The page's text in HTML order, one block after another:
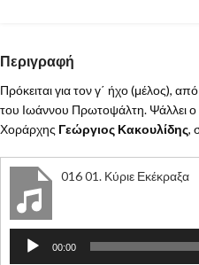
Περιγραφή
Πρόκειται για τον γ΄ ήχο (μέλος),
του Ιωάννου Πρωτοψάλτη. Ψάλλει
Χοράρχης Γεώργιος Κακουλίδης,
016 01. Κύριε Εκέκραξα
Πρόγραμμα
Αναπαραγωγής
00:00